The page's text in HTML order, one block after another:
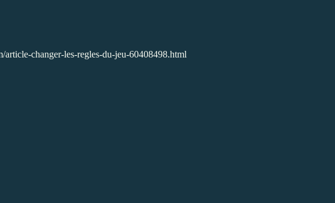
changer-les-regles-du-jeu-60408498.html